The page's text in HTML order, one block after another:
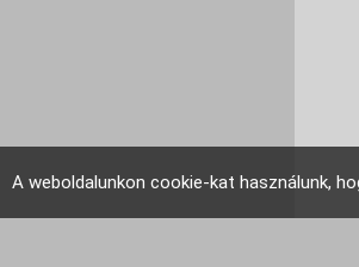
A weboldalunkon cookie-kat használunk,